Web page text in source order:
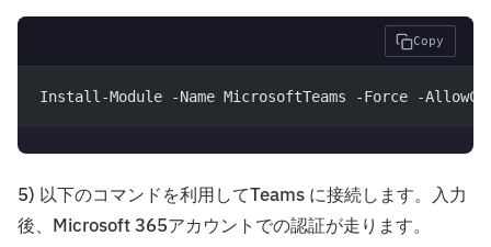
Copy
Install-Module -Name MicrosoftTeams -Force -
5) 以下のコマンドを利用してTeams に接続します。入力
後、Microsoft 365アカウントでの認証が走ります。